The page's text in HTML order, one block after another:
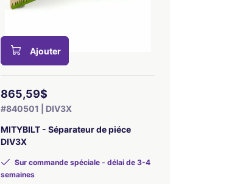
Ajouter
865,59$
#840501 | DIV3X
MITYBILT - Séparateur de piéce
DIV3X
Sur commande spéciale - délai de 3-4
semaines